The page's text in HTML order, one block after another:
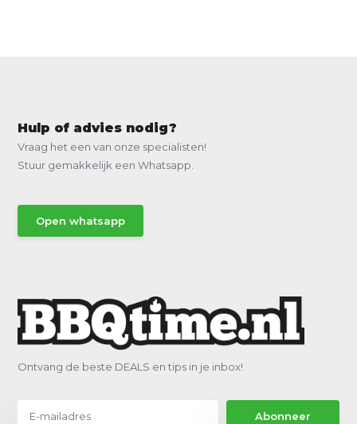
Hulp of advies nodig?
Vraag het een van onze specialisten!
Stuur gemakkelijk een Whatsapp.
Open whatsapp
Ontvang de beste DEALS en tips in je inbox!
Abonneer